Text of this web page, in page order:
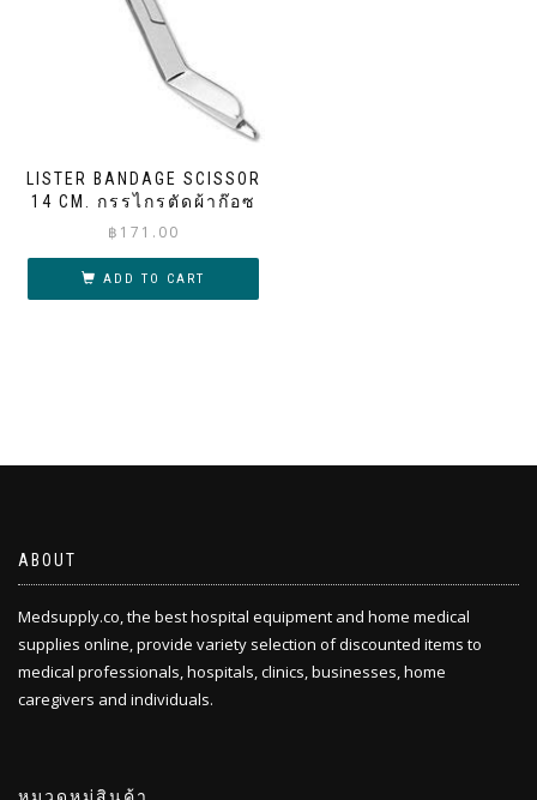
LISTER BANDAGE SCISSOR
14 CM. กรรไกรตัดผ้าก๊อซ
฿ 171.00
ADD TO CART
ABOUT
Medsupply.co, the best hospital equipment and home medical
supplies online, provide variety selection of discounted items to
medical professionals, hospitals, clinics, businesses, home
caregivers and individuals.